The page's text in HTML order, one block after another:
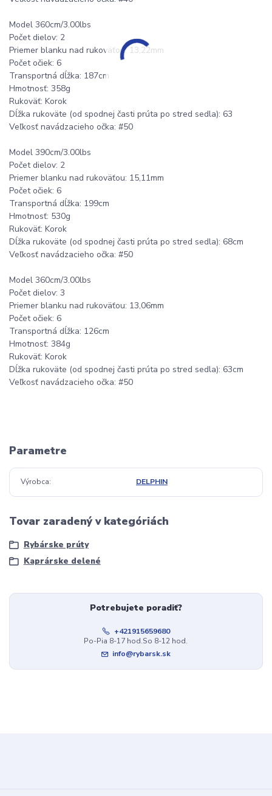
Model 360cm/3.00lbs
Počet dielov: 2
Priemer blanku nad rukoväťou: 13,22mm
Počet očiek: 6
Transportná dĺžka: 187cm
Hmotnosť: 358g
Rukoväť: Korok
Dĺžka rukoväte (od spodnej časti prúta po stred sedla): 63
Veľkosť navádzacieho očka: #50
Model 390cm/3.00lbs
Počet dielov: 2
Priemer blanku nad rukoväťou: 15,11mm
Počet očiek: 6
Transportná dĺžka: 199cm
Hmotnosť: 530g
Rukoväť: Korok
Dĺžka rukoväte (od spodnej časti prúta po stred sedla): 68cm
Veľkosť navádzacieho očka: #50
Model 360cm/3.00lbs
Počet dielov: 3
Priemer blanku nad rukoväťou: 13,06mm
Počet očiek: 6
Transportná dĺžka: 126cm
Hmotnosť: 384g
Rukoväť: Korok
Dĺžka rukoväte (od spodnej časti prúta po stred sedla): 63cm
Veľkosť navádzacieho očka: #50
Parametre
Výrobca DELPHIN
Tovar zaradený v kategóriách
Rybárske prúty
Kaprárske delené
Potrebujete poradiť?
+421915659680
Po-Pia 8-17 hod.So 8-12 hod.
info@rybarsk.sk